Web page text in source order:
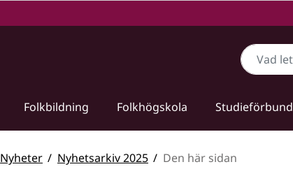
Sök
Folkbildning Folkhögskola Studieförbund
Nyheter Nyhetsarkiv 2025 Den här sidan